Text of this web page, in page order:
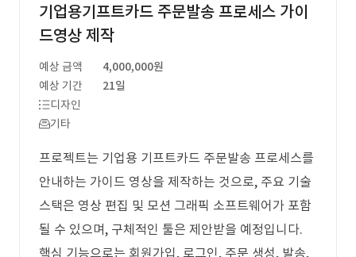
기업용기프트카드 주문발송 프로세스 가이
드영상 제작
예상 금액
4,000,000원
예상 기간
21일
디자인
기타
프로젝트는 기업용 기프트카드 주문발송 프로세스를
안내하는 가이드 영상을 제작하는 것으로, 주요 기술
스택은 영상 편집 및 모션 그래픽 소프트웨어가 포함
될 수 있으며, 구체적인 툴은 제안받을 예정입니다.
핵심 기능으로는 회원가입, 로그인, 주문 생성, 발송,